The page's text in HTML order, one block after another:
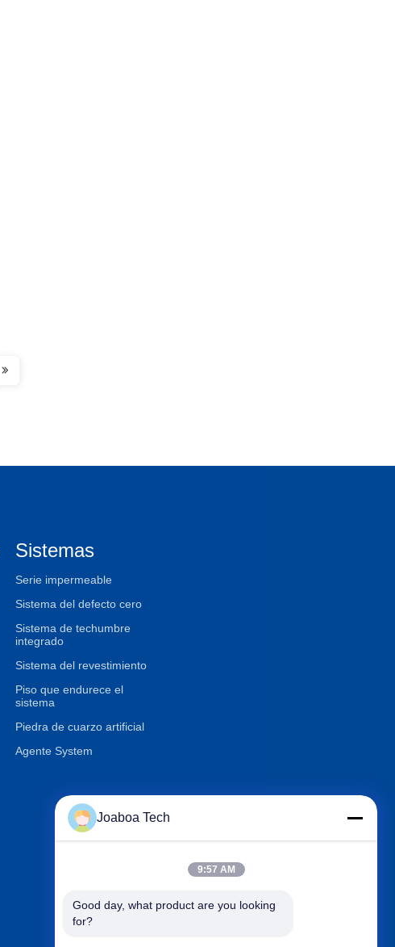
Sistemas
Serie impermeable
Sistema del defecto cero
Sistema de techumbre
integrado
Sistema del revestimiento
Piso que endurece el
sistema
Piedra de cuarzo artificial
Agente System
Éntrenos en contacto con
international@zhuobao.com
 Dirección
Piso décimosexto, No.2 área
Joaboa Tech
9:57 AM
Good day, what product are you looking
for?